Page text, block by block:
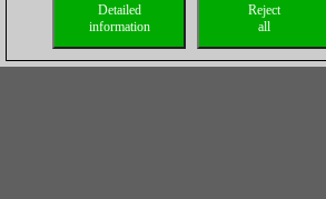
Reject
all
Detailed
information